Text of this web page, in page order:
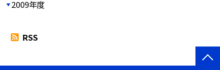
2009年度
RSS